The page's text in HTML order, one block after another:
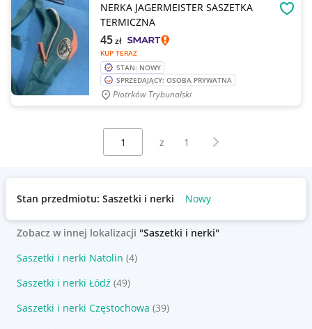
NERKA JAGERMEISTER SASZETKA
TERMICZNA
KUP TERAZ
45zł
STAN: NOWY
SPRZEDAJĄCY: OSOBA PRYWATNA
Piotrków Trybunalski
Wybierz stronę:
z 1 Następna strona
Stan przedmiotu: Saszetki i nerki Nowy
Zobacz w innej lokalizacji "Saszetki i nerki"
Saszetki i nerki Natolin (4)
Saszetki i nerki Łódź (49)
Saszetki i nerki Częstochowa (39)